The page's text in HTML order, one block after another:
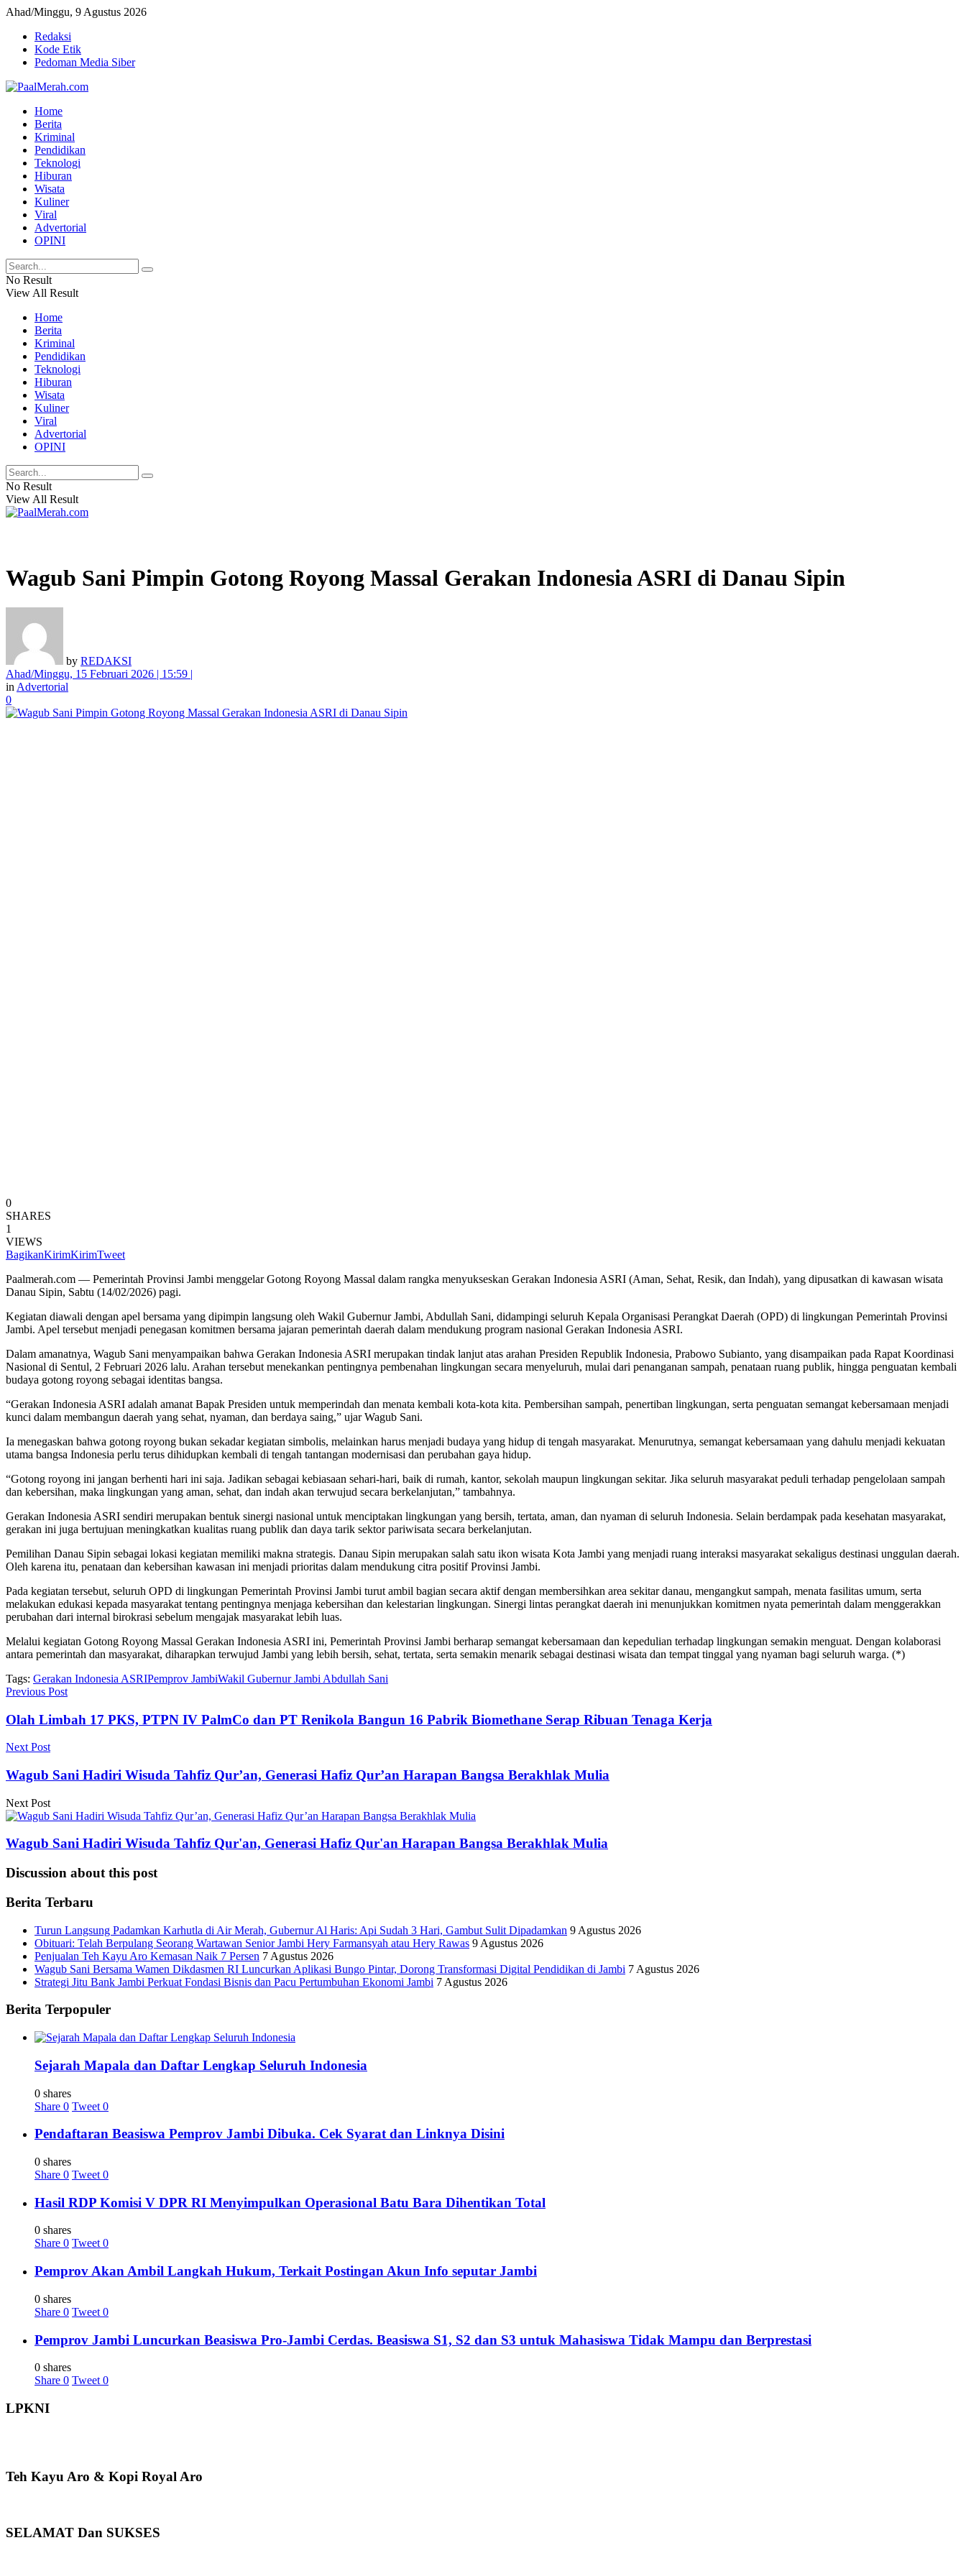
Ahad/Minggu, 9 Agustus 2026
Redaksi
Kode Etik
Pedoman Media Siber
Home
Berita
Kriminal
Pendidikan
Teknologi
Hiburan
Wisata
Kuliner
Viral
Advertorial
OPINI
No Result
View All Result
Home
Berita
Kriminal
Pendidikan
Teknologi
Hiburan
Wisata
Kuliner
Viral
Advertorial
OPINI
No Result
View All Result
Wagub Sani Pimpin Gotong Royong Massal Gerakan Indonesia ASRI di Danau Sipin
by REDAKSI
Ahad/Minggu, 15 Februari 2026 | 15:59 |
in Advertorial
0
0
SHARES
1
VIEWS
BagikanKirimKirimTweet
Paalmerah.com — Pemerintah Provinsi Jambi menggelar Gotong Royong Massal dalam rangka menyukseskan Gerakan Indonesia ASRI (Aman, Sehat, Resik, dan Indah), yang dipusatkan di kawasan wisata
Danau Sipin, Sabtu (14/02/2026) pagi.
Kegiatan diawali dengan apel bersama yang dipimpin langsung oleh Wakil Gubernur Jambi, Abdullah Sani, didampingi seluruh Kepala Organisasi Perangkat Daerah (OPD) di lingkungan Pemerintah Provinsi
Jambi. Apel tersebut menjadi penegasan komitmen bersama jajaran pemerintah daerah dalam mendukung program nasional Gerakan Indonesia ASRI.
Dalam amanatnya, Wagub Sani menyampaikan bahwa Gerakan Indonesia ASRI merupakan tindak lanjut atas arahan Presiden Republik Indonesia, Prabowo Subianto, yang disampaikan pada Rapat Koordinasi
Nasional di Sentul, 2 Februari 2026 lalu. Arahan tersebut menekankan pentingnya pembenahan lingkungan secara menyeluruh, mulai dari penanganan sampah, penataan ruang publik, hingga penguatan kembali
budaya gotong royong sebagai identitas bangsa.
“Gerakan Indonesia ASRI adalah amanat Bapak Presiden untuk memperindah dan menata kembali kota-kota kita. Pembersihan sampah, penertiban lingkungan, serta penguatan semangat kebersamaan menjadi
kunci dalam membangun daerah yang sehat, nyaman, dan berdaya saing,” ujar Wagub Sani.
Ia menegaskan bahwa gotong royong bukan sekadar kegiatan simbolis, melainkan harus menjadi budaya yang hidup di tengah masyarakat. Menurutnya, semangat kebersamaan yang dahulu menjadi kekuatan
utama bangsa Indonesia perlu terus dihidupkan kembali di tengah tantangan modernisasi dan perubahan gaya hidup.
“Gotong royong ini jangan berhenti hari ini saja. Jadikan sebagai kebiasaan sehari-hari, baik di rumah, kantor, sekolah maupun lingkungan sekitar. Jika seluruh masyarakat peduli terhadap pengelolaan sampah
dan kebersihan, maka lingkungan yang aman, sehat, dan indah akan terwujud secara berkelanjutan,” tambahnya.
Gerakan Indonesia ASRI sendiri merupakan bentuk sinergi nasional untuk menciptakan lingkungan yang bersih, tertata, aman, dan nyaman di seluruh Indonesia. Selain berdampak pada kesehatan masyarakat,
gerakan ini juga bertujuan meningkatkan kualitas ruang publik dan daya tarik sektor pariwisata secara berkelanjutan.
Pemilihan Danau Sipin sebagai lokasi kegiatan memiliki makna strategis. Danau Sipin merupakan salah satu ikon wisata Kota Jambi yang menjadi ruang interaksi masyarakat sekaligus destinasi unggulan daerah.
Oleh karena itu, penataan dan kebersihan kawasan ini menjadi prioritas dalam mendukung citra positif Provinsi Jambi.
Pada kegiatan tersebut, seluruh OPD di lingkungan Pemerintah Provinsi Jambi turut ambil bagian secara aktif dengan membersihkan area sekitar danau, mengangkut sampah, menata fasilitas umum, serta
melakukan edukasi kepada masyarakat tentang pentingnya menjaga kebersihan dan kelestarian lingkungan. Sinergi lintas perangkat daerah ini menunjukkan komitmen nyata pemerintah dalam menggerakkan
perubahan dari internal birokrasi sebelum mengajak masyarakat lebih luas.
Melalui kegiatan Gotong Royong Massal Gerakan Indonesia ASRI ini, Pemerintah Provinsi Jambi berharap semangat kebersamaan dan kepedulian terhadap lingkungan semakin menguat. Dengan kolaborasi
antara pemerintah dan masyarakat, diharapkan terwujud Jambi yang lebih bersih, sehat, tertata, serta semakin menarik sebagai destinasi wisata dan tempat tinggal yang nyaman bagi seluruh warga. (*)
Tags: Gerakan Indonesia ASRIPemprov JambiWakil Gubernur Jambi Abdullah Sani
Previous Post
Olah Limbah 17 PKS, PTPN IV PalmCo dan PT Renikola Bangun 16 Pabrik Biomethane Serap Ribuan Tenaga Kerja
Next Post
Wagub Sani Hadiri Wisuda Tahfiz Qur’an, Generasi Hafiz Qur’an Harapan Bangsa Berakhlak Mulia
Next Post
Wagub Sani Hadiri Wisuda Tahfiz Qur'an, Generasi Hafiz Qur'an Harapan Bangsa Berakhlak Mulia
Discussion about this post
Berita Terbaru
Turun Langsung Padamkan Karhutla di Air Merah, Gubernur Al Haris: Api Sudah 3 Hari, Gambut Sulit Dipadamkan 9 Agustus 2026
Obituari: Telah Berpulang Seorang Wartawan Senior Jambi Hery Farmansyah atau Hery Rawas 9 Agustus 2026
Penjualan Teh Kayu Aro Kemasan Naik 7 Persen 7 Agustus 2026
Wagub Sani Bersama Wamen Dikdasmen RI Luncurkan Aplikasi Bungo Pintar, Dorong Transformasi Digital Pendidikan di Jambi 7 Agustus 2026
Strategi Jitu Bank Jambi Perkuat Fondasi Bisnis dan Pacu Pertumbuhan Ekonomi Jambi 7 Agustus 2026
Berita Terpopuler
Sejarah Mapala dan Daftar Lengkap Seluruh Indonesia
0 shares
Share 0 Tweet 0
Pendaftaran Beasiswa Pemprov Jambi Dibuka. Cek Syarat dan Linknya Disini
0 shares
Share 0 Tweet 0
Hasil RDP Komisi V DPR RI Menyimpulkan Operasional Batu Bara Dihentikan Total
0 shares
Share 0 Tweet 0
Pemprov Akan Ambil Langkah Hukum, Terkait Postingan Akun Info seputar Jambi
0 shares
Share 0 Tweet 0
Pemprov Jambi Luncurkan Beasiswa Pro-Jambi Cerdas. Beasiswa S1, S2 dan S3 untuk Mahasiswa Tidak Mampu dan Berprestasi
0 shares
Share 0 Tweet 0
LPKNI
Teh Kayu Aro & Kopi Royal Aro
SELAMAT Dan SUKSES